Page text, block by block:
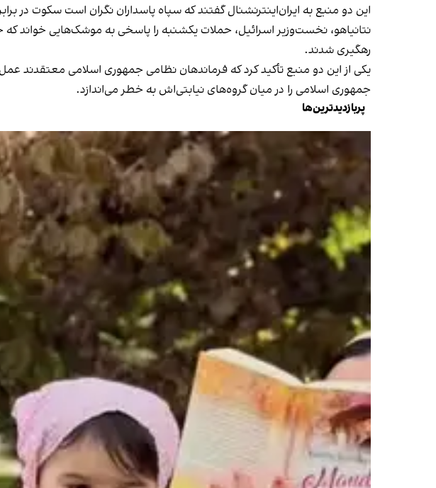
این دو منبع به ایران‌اینترنشنال گفتند که سپاه پاسداران نگران است سکوت در
نتانیاهو، نخست‌وزیر اسرائیل، حملات یکشنبه را پاسخی به موشک‌هایی خواند
رهگیری شدند.
یکی از این دو منبع تأکید کرد که فرماندهان نظامی جمهوری اسلامی معتقدند
جمهوری اسلامی را در میان گروه‌های نیابتی‌اش به خطر می‌اندازد.
پربازدیدترین‌ها